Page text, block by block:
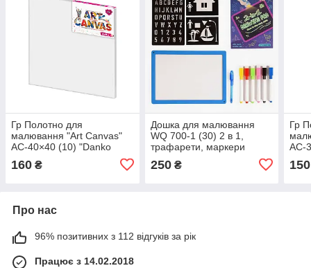
Гр Полотно для
малювання "Art Canvas"
AC-40×40 (10) "Danko
МОВАМИ
160 ₴
Дошка для малювання
WQ 700-1 (30) 2 в 1,
трафарети, маркери
“пиши-стирай”, в коробці
250₴
Гр
AC-
150
Про нас
96% позитивних з 112 відгуків за рік
Працює з 14.02.2018